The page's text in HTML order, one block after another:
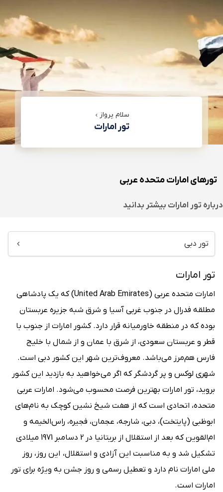
سلام پرواز
تور امارات
تورهای امارات متحده عربی
درباره تور امارات بیشتر بدانید
تور دبی
تور امارات
امارات متحده عربی (United Arab Emirates) که یک پادشاهی
مطلقه فدرال در جنوب غربی آسیا و شرق شبه جزیره عربستان
بوده که در منطقه خاورمیانه قرار دارد. کشور امارات از جنوب با
قطر و عربستان سعودی، از شرق با عمان و از شمال با خلیج
فارس هم‌مرز می‌باشد. معروف‌ترین شهر این کشور دبی است.
شهری لوکس و پر گردشگر که اگر می‌خواهید به بازدید این کشور
بروید، تور امارات بهترین فرصت محسوب می‌شود. امارات عربی
متحده، اتحادی است که از هفت شیخ ‌نشین کوچک به نام‌های
ابوظبی (پایتخت)، دبی، شارجه، عجمان، فجیره، راس‌الخیمه و
ام‌القوین که بعد از استقلال از بریتانیا در 2 دسامبر 1971 میلادی
تشکیل شد و به مناسبت این آزادی و استقلال، این روز، روز
ملی امارات نام دارد و تعطیل رسمی و روز جشن به ویژه برای تور
امارات است.